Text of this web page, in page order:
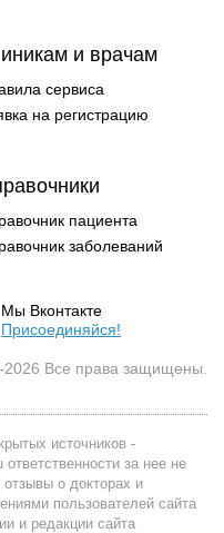
и врачам
сервиса
на регистрацию
пациента
заболеваний
Мы Вконтакте
Присоединяйся!
2026 Все права защищены.
источников -
за нее не
о докторах и
пользователей сайта
и редакции сайта